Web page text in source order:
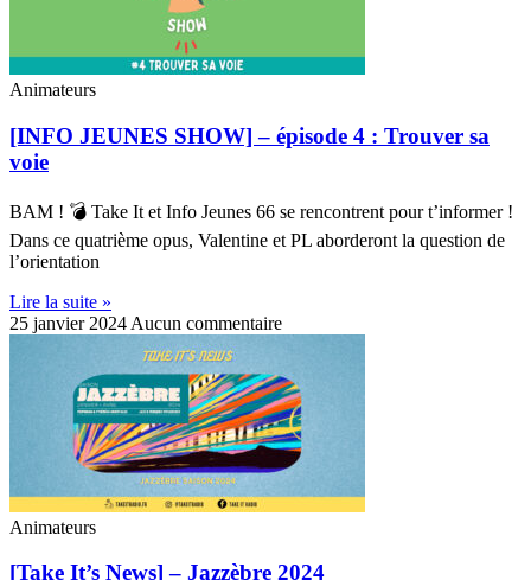
Animateurs
[INFO JEUNES SHOW] – épisode 4 : Trouver sa
voie
BAM ! 💣 Take It et Info Jeunes 66 se rencontrent pour t’informer !
Dans ce quatrième opus, Valentine et PL aborderont la question de
l’orientation
Lire la suite »
25 janvier 2024 Aucun commentaire
Animateurs
[Take It’s News] – Jazzèbre 2024